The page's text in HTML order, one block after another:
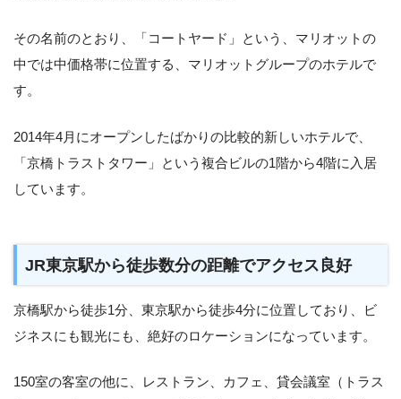
その名前のとおり、「コートヤード」という、マリオットの
中では中価格帯に位置する、マリオットグループのホテルで
す。
2014年4月にオープンしたばかりの比較的新しいホテルで、
「京橋トラストタワー」という複合ビルの1階から4階に入居
しています。
JR東京駅から徒歩数分の距離でアクセス良好
京橋駅から徒歩1分、東京駅から徒歩4分に位置しており、ビ
ジネスにも観光にも、絶好のロケーションになっています。
150室の客室の他に、レストラン、カフェ、貸会議室（トラス